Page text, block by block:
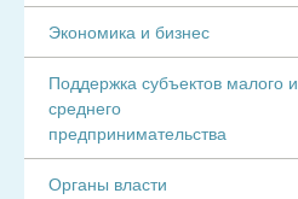
Экономика и бизнес
Поддержка субъектов малого и
среднего
предпринимательства
Органы власти